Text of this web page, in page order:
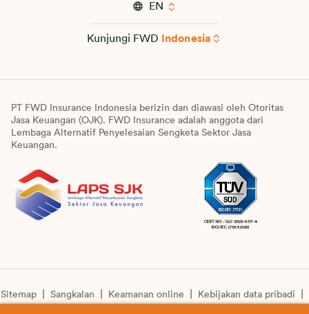
EN
Kunjungi FWD Indonesia
PT FWD Insurance Indonesia berizin dan diawasi oleh Otoritas
Jasa Keuangan (OJK). FWD Insurance adalah anggota dari
Lembaga Alternatif Penyelesaian Sengketa Sektor Jasa
Keuangan.
Sitemap Sangkalan Keamanan online
Kebijakan data pribadi